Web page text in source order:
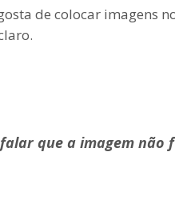
de colocar imagens
que a imagem não